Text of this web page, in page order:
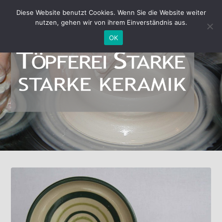
Diese Website benutzt Cookies. Wenn Sie die Website weiter
nutzen, gehen wir von ihrem Einverständnis aus.
OK